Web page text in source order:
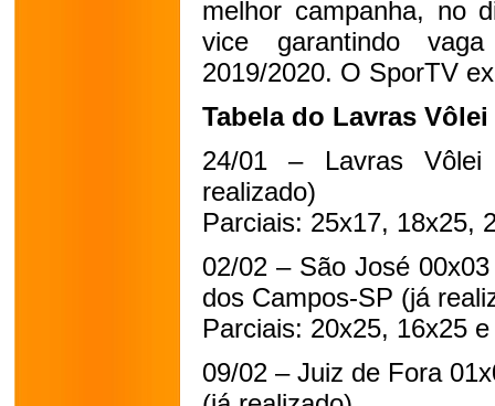
melhor campanha, no
vice garantindo
2019/2020. O SporTV
Tabela do Lavras Vôlei
24/01 – Lavras
realizado)
Parciais: 25x17, 18x25,
02/02 – São José
dos Campos-SP (já
Parciais: 20x25, 16x25
09/02 – Juiz de Fora